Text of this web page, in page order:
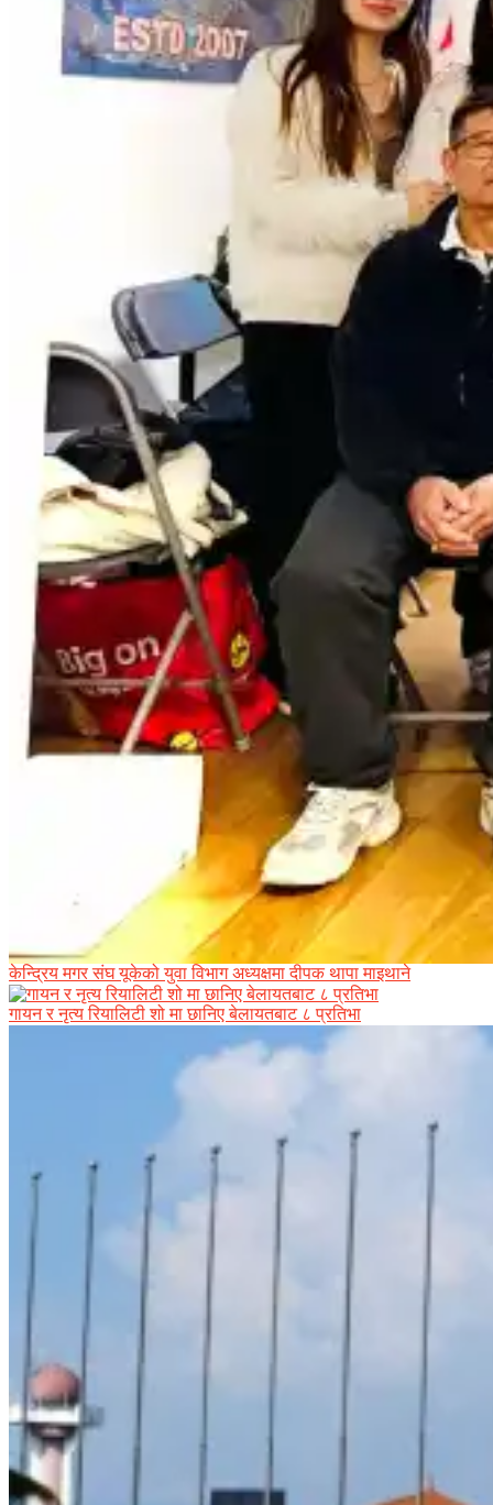
केन्द्रिय मगर संघ यूकेको युवा विभाग अध्यक्षमा दीपक थापा माइथाने
गायन र नृत्य रियालिटी शो मा छानिए बेलायतबाट ८ प्रतिभा